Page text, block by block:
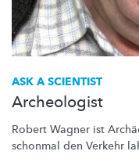
ASK A SCIENTIST
Archeologist
Robert Wagner ist
schonmal den Verkehr